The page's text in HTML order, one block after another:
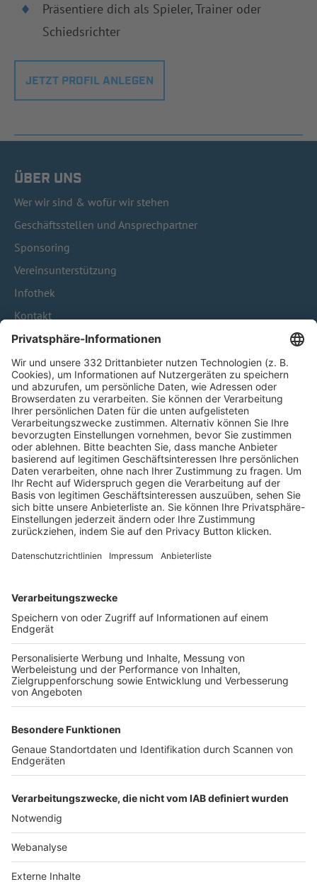
Präsentiere dich als Spieler, Trainer oder
Schiedsrichter
JETZT PROFIL ANLEGEN
ÜBER UNS
Wer wir sind & wofür wir stehen
Geschäftsstellen und Ansprechpartner
Sponsoring
Vereinsunterstützung
Infothek
Kontakt
HÄUFIG BESUCHTE SEITEN
Pässe und Vereinswechsel
Trainerausbildung
Schulungsangebot Vereinsmitarbeiter
BFV-Geschäftsstellen
Trainerbörse
Login SpielPlus
FOLGE DEM BFV
TOP-VEREINE
TOP-PARTNER
Nutzungsbedingungen Datenschutz Impressum